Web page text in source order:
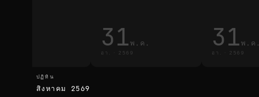
31พ.ค.
อา. · 2569
31พ.ค.
อา. · 2569
ปฏิทิน
ปฏิทิน
สิงหาคม 2569